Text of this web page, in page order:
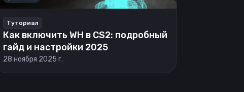
Туториал
Как включить WH в CS2: подробный
гайд и настройки 2025
28 ноября 2025 г.